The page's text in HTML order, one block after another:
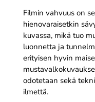
Filmin vahvuus on
hienovaraisetkin
kuvassa, mikä tuo
luonnetta ja
erityisen hyvin
odotetaan sekä
ilmettä.